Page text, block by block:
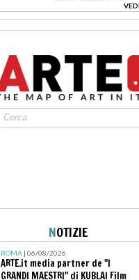
>
NOTIZIE
ROMA| 06/08/2026
ARTE.it media partner de "I
GRANDI MAESTRI" di KUBLAI Film